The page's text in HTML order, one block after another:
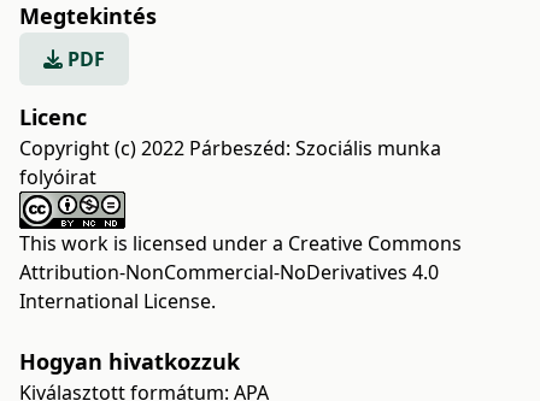
Megtekintés
PDF
Licenc
Copyright (c) 2022 Párbeszéd: Szociális munka
folyóirat
This work is licensed under a Creative Commons
Attribution-NonCommercial-NoDerivatives 4.0
International License.
Hogyan hivatkozzuk
Kiválasztott formátum: APA